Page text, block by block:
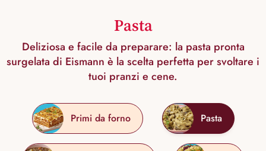
Pasta
Deliziosa e facile da preparare: la pasta pronta
surgelata di Eismann è la scelta perfetta per svoltare i
tuoi pranzi e cene.
Primi da forno Pasta